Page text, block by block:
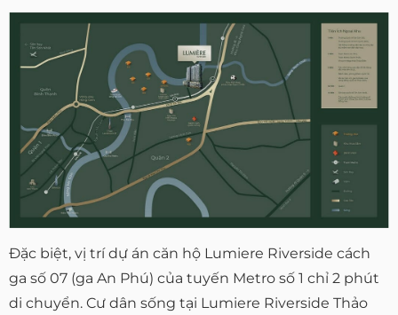
Đặc biệt, vị trí dự án căn hộ Lumiere Riverside cách
ga số 07 (ga An Phú) của tuyến Metro số 1 chỉ 2 phút
di chuyển. Cư dân sống tại Lumiere Riverside Thảo